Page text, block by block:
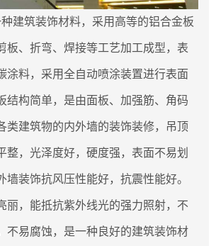
建筑装饰材料，采用高等的铝合金板
板、折弯、焊接等工艺加工成型，表
涂料，采用全自动喷涂装置进行表面
结构简单，是由面板、加强筋、角码
类建筑物的内外墙的装饰装修，吊顶
整，光泽度好，硬度强，表面不易划
墙装饰抗风压性能好，抗震性能好。
丽，能抵抗紫外线光的强力照射，不
不易腐蚀，是一种良好的建筑装饰材